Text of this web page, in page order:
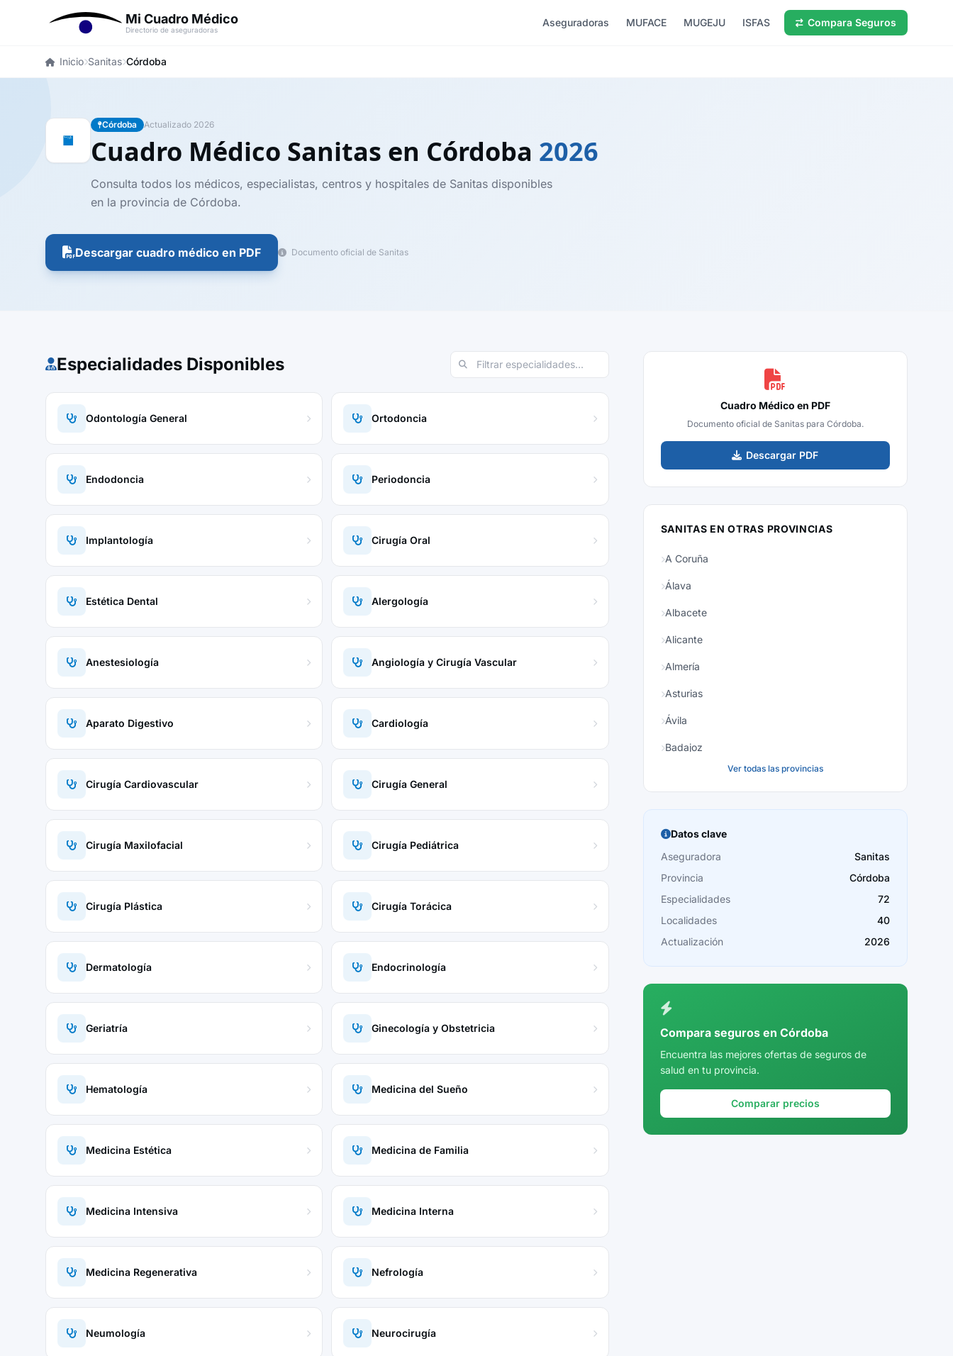
Mi Cuadro Médico
Directorio de aseguradoras
Aseguradoras MUFACE MUGEJU ISFAS Compara Seguros
Inicio Sanitas Córdoba
Córdoba Actualizado 2026
Cuadro Médico Sanitas en Córdoba 2026
Consulta todos los médicos, especialistas, centros y hospitales de Sanitas disponibles
en la provincia de Córdoba.
Descargar cuadro médico en PDF Documento oficial de Sanitas
Especialidades Disponibles
Odontología General Ortodoncia
Endodoncia Periodoncia
Implantología Cirugía Oral
Estética Dental Alergología
Anestesiología Angiología y Cirugía Vascular
Aparato Digestivo Cardiología
Cirugía Cardiovascular Cirugía General
Cirugía Maxilofacial Cirugía Pediátrica
Cirugía Plástica Cirugía Torácica
Dermatología Endocrinología
Geriatría Ginecología y Obstetricia
Hematología Medicina del Sueño
Medicina Estética Medicina de Familia
Medicina Intensiva Medicina Interna
Medicina Regenerativa Nefrología
Neumología Neurocirugía
Cuadro Médico en PDF
Documento oficial de Sanitas para Córdoba.
Descargar PDF
SANITAS EN OTRAS PROVINCIAS
A Coruña
Álava
Albacete
Alicante
Almería
Asturias
Ávila
Badajoz
Burgos
Cáceres
Cádiz
Cantabria
Castellón
Córdoba
Cuenca
Girona
Ver todas las provincias
Datos clave
Aseguradora
Sanitas
Provincia
Córdoba
Especialidades
72
Localidades
40
Actualización
2026
Compara seguros en Córdoba
Encuentra las mejores ofertas de seguros de
salud en tu provincia.
Comparar precios